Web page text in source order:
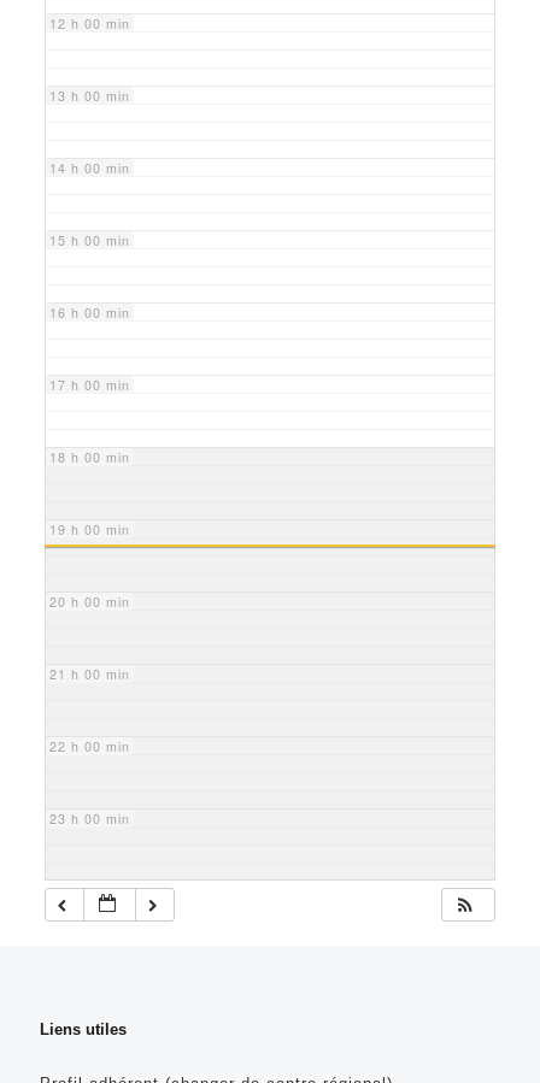
12 h 00 min
13 h 00 min
14 h 00 min
15 h 00 min
16 h 00 min
17 h 00 min
18 h 00 min
19 h 00 min
20 h 00 min
21 h 00 min
22 h 00 min
23 h 00 min
Liens utiles